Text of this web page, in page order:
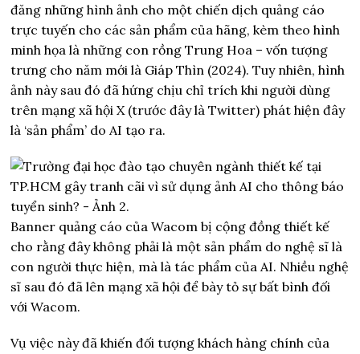
đăng những hình ảnh cho một chiến dịch quảng cáo
trực tuyến cho các sản phẩm của hãng, kèm theo hình
minh họa là những con rồng Trung Hoa – vốn tượng
trưng cho năm mới là Giáp Thìn (2024). Tuy nhiên, hình
ảnh này sau đó đã hứng chịu chỉ trích khi người dùng
trên mạng xã hội X (trước đây là Twitter) phát hiện đây
là ‘sản phẩm’ do AI tạo ra.
Banner quảng cáo của Wacom bị cộng đồng thiết kế
cho rằng đây không phải là một sản phẩm do nghệ sĩ là
con người thực hiện, mà là tác phẩm của AI. Nhiều nghệ
sĩ sau đó đã lên mạng xã hội để bày tỏ sự bất bình đối
với Wacom.
Vụ việc này đã khiến đối tượng khách hàng chính của